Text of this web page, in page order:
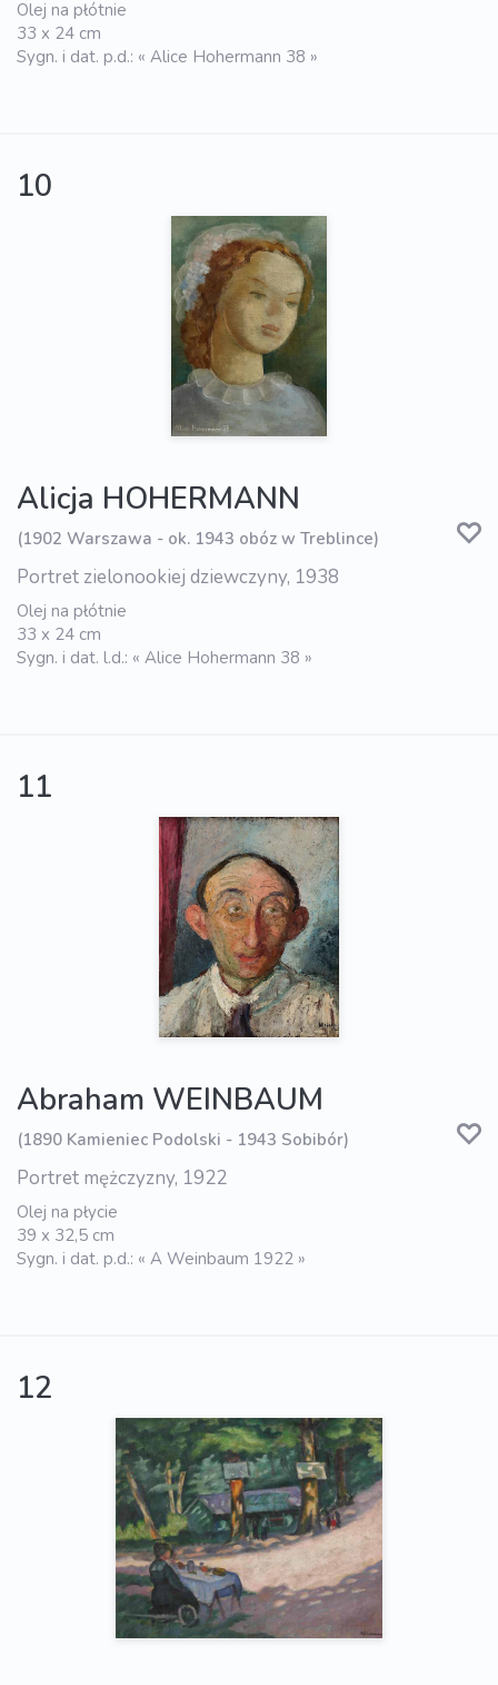
Olej na płótnie
33 x 24 cm
Sygn. i dat. p.d.: « Alice Hohermann 38 »
10
Alicja HOHERMANN
(1902 Warszawa - ok. 1943 obóz w Treblince)
Portret zielonookiej dziewczyny, 1938
Olej na płótnie
33 x 24 cm
Sygn. i dat. l.d.: « Alice Hohermann 38 »
11
Abraham WEINBAUM
(1890 Kamieniec Podolski - 1943 Sobibór)
Portret mężczyzny, 1922
Olej na płycie
39 x 32,5 cm
Sygn. i dat. p.d.: « A Weinbaum 1922 »
12